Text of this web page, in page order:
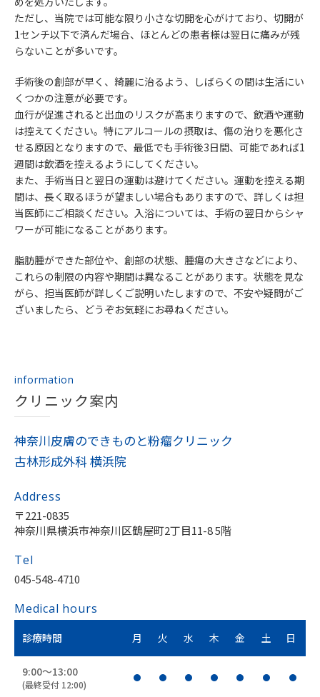
ただし、当院では可能な限り小さな切開を心がけており、切開が
1センチ以下で済んだ場合、ほとんどの患者様は翌日に痛みが残
らないことが多いです。
手術後の創部が早く、綺麗に治るよう、しばらくの間は生活にい
くつかの注意が必要です。
血行が促進されると出血のリスクが高まりますので、飲酒や運動
は控えてください。特にアルコールの摂取は、傷の治りを悪化さ
せる原因となりますので、最低でも手術後3日間、可能であれば1
週間は飲酒を控えるようにしてください。
また、手術当日と翌日の運動は避けてください。運動を控える期
間は、長く取るほうが望ましい場合もありますので、詳しくは担
当医師にご相談ください。入浴については、手術の翌日からシャ
ワーが可能になることがあります。
脂肪腫ができた部位や、創部の状態、腫瘍の大きさなどにより、
これらの制限の内容や期間は異なることがあります。状態を見な
がら、担当医師が詳しくご説明いたしますので、不安や疑問がご
ざいましたら、どうぞお気軽にお尋ねください。
information
クリニック案内
神奈川皮膚のできものと粉瘤クリニック
古林形成外科 横浜院
Address
〒221-0835
神奈川県横浜市神奈川区鶴屋町2丁目11-8 5階
Tel
045-548-4710
Medical hours
診療時間 月 火 水 木 金 土 日
9:00〜13:00
(最終受付 12:00)